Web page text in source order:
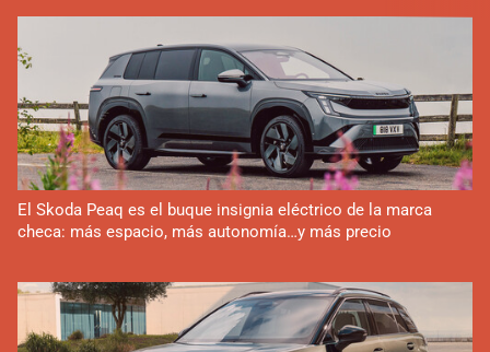
El Skoda Peaq es el buque insignia eléctrico de la marca
checa: más espacio, más autonomía…y más precio